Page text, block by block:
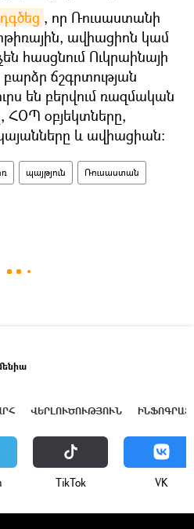
, որ Ռուսաստանի
ավիացիոն կամ
հասցնում Ուկրաինայի
ճշգրտության
են բերվում ռազմական
ՀՕՊ օբյեկտները,
և ավիացիան:
պայթյուն Ռուսաստան
ՎԵՐԼՈՒԾՈՒԹՅՈՒՆ
ТikТоk VK